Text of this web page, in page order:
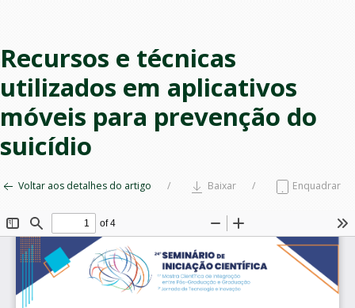
Recursos e técnicas
utilizados em aplicativos
móveis para prevenção do
suicídio
Voltar aos detalhes do artigo Baixar Enquadrar